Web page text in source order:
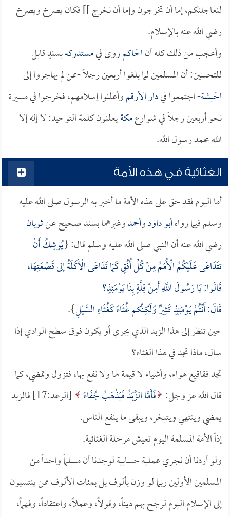
لنعاجلنكم، إما أن تخرجون وإما أن نخرج ]] فكان يصرخ ويصرخ
رضي الله عنه بالإسلام.
وأعجب من ذلك كله أنالحاكمروى فيمستدركهبسندٍ قابل
للتحسين: أن المسلمين لما بلغوا أربعين رجلاً -ممن لم يهاجروا إلى
الحبشة- اجتمعوا فيدار الأرقموأعلنوا إسلامهم، فخرجوا في مسيرة
نحو أربعين رجلاً في شوارعمكةيعلنون كلمة التوحيد: لا إله إلا
الله محمد رسول الله.
الغثائية في هذه الأمة
أما اليوم فقد حق على هذه الأمة ما أخبر به الرسول صلى الله عليه
وسلم فيما رواهأبو داودوأحمدوغيرهما بسند صحيح عنثوبان
رضي الله عنه أن النبي صلى الله عليه وسلم قال: {يُوشِكُ أَنْ
تتَدَاعَى عَلَيْكُمُ الْأُمَمُ مِنْ كُلِّ أُفُقٍ كَمَا تَدَاعَى الْأَكَلَةُ إلى قَصْعَتِهَا،
قَالَوا: يَا رَسُولَ اللَّهِ أَمِنْ قِلَّةٍ بِنَا يَوْمَئِذٍ؟
قَالَ: أَنْتُمْ يَوْمَئِذٍ كَثِيرٌ وَلَكِنْكم غُثَاءً كَغُثَاءِ السَّيْلِ}.
حين تنظر إلى هذا الزبد الذي يجري أو يكون فوق سطح الوادي إذا
سال، ماذا تجد في هذا الغثاء؟
تجد فقاقيع هواء، وأشياء لا قيمة لها ولا نفع بها، فتزول وتمضي، كما
قال الله عز وجل: فَأَمَّا الزَّبَدُ فَيَذْهَبُ جُفَاءً
[الرعد:17] فالزبد
يمضي وينتهي ويتبخر، ويبقى ما ينفع الناس.
إذاً الأمة المسلمة اليوم تعيش مرحلة الغثائية.
ولو أردنا أن نجري عملية حسابية لوجدنا أن مسلماً واحداً من
المسلمين الأولين ربما لو وزن بألوف بل بمئات الألوف ممن ينتسبون
إلى الإسلام اليوم لرجح بهم ديناً، وقولاً، وعملاً، واعتقاداً، وفهماً،